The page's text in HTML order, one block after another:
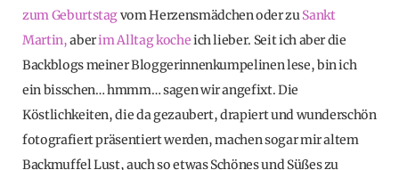
zum Geburtstagvom Herzensmädchen oder zuSankt
Martin,aberim Alltag kocheich lieber. Seit ich aber die
Backblogs meiner Bloggerinnenkumpelinen lese, bin ich
ein bisschen… hmmm… sagen wir angefixt. Die
Köstlichkeiten, die da gezaubert, drapiert und wunderschön
fotografiert präsentiert werden, machen sogar mir altem
Backmuffel Lust, auch so etwas Schönes und Süßes zu